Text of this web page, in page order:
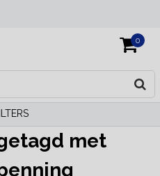
0
met